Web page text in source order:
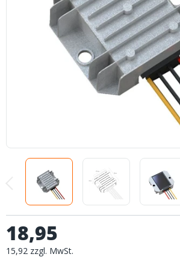
18,95
15,92 zzgl. MwSt.